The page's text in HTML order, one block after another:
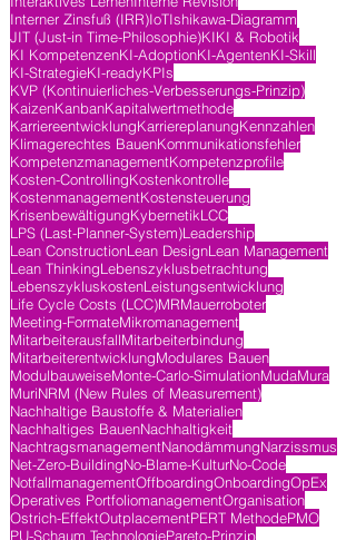
Interner Zinsfuß (IRR)IoTIshikawa-Diagramm
JIT (Just-in Time-Philosophie)KIKI & Robotik
KI KompetenzenKI-AdoptionKI-AgentenKI-Skill
KI-StrategieKI-readyKPIs
KVP (Kontinuierliches-Verbesserungs-Prinzip)
KaizenKanbanKapitalwertmethode
KarriereentwicklungKarriereplanungKennzahlen
Klimagerechtes BauenKommunikationsfehler
KompetenzmanagementKompetenzprofile
Kosten-ControllingKostenkontrolle
KostenmanagementKostensteuerung
KrisenbewältigungKybernetikLCC
LPS (Last-Planner-System)Leadership
Lean ConstructionLean DesignLean Management
Lean ThinkingLebenszyklusbetrachtung
LebenszykluskostenLeistungsentwicklung
Life Cycle Costs (LCC)MRMauerroboter
Meeting-FormateMikromanagement
MitarbeiterausfallMitarbeiterbindung
MitarbeiterentwicklungModulares Bauen
ModulbauweiseMonte-Carlo-SimulationMudaMura
MuriNRM (New Rules of Measurement)
Nachhaltige Baustoffe & Materialien
Nachhaltiges BauenNachhaltigkeit
NachtragsmanagementNanodämmungNarzissmus
Net-Zero-BuildingNo-Blame-KulturNo-Code
NotfallmanagementOffboardingOnboardingOpEx
Operatives PortfoliomanagementOrganisation
Ostrich-EffektOutplacementPERT MethodePMO
PU-Schaum TechnologiePareto-Prinzip